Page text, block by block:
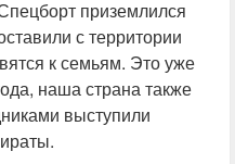
приземлился
с территории
к семьям. Это уже
наша страна также
выступили